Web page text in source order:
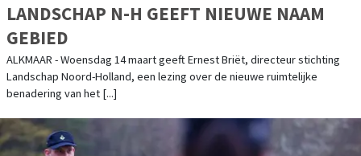
LANDSCHAP N-H GEEFT NIEUWE NAAM
GEBIED
ALKMAAR - Woensdag 14 maart geeft Ernest Briët, directeur stichting
Landschap Noord-Holland, een lezing over de nieuwe ruimtelijke
benadering van het [...]